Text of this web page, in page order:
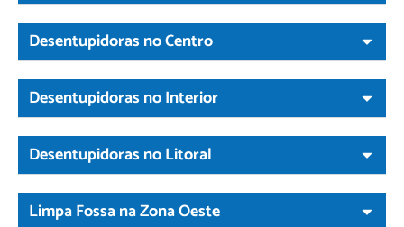
Desentupidoras no Centro
Desentupidoras no Interior
Desentupidoras no Litoral
Limpa Fossa na Zona Oeste